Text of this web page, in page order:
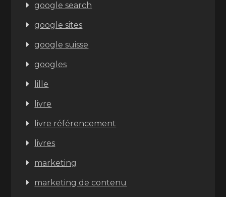
google search
google sites
google suisse
googles
lille
livre
livre référencement
livres
marketing
marketing de contenu